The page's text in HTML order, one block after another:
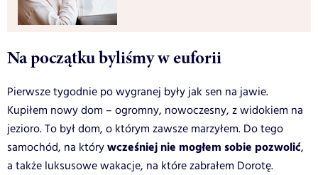
Na początku byliśmy w euforii
Pierwsze tygodnie po wygranej były jak sen na jawie.
Kupiłem nowy dom – ogromny, nowoczesny, z widokiem na
jezioro. To był dom, o którym zawsze marzyłem. Do tego
samochód, na którywcześniej nie mogłem sobie pozwolić,
a także luksusowe wakacje, na które zabrałem Dorotę.